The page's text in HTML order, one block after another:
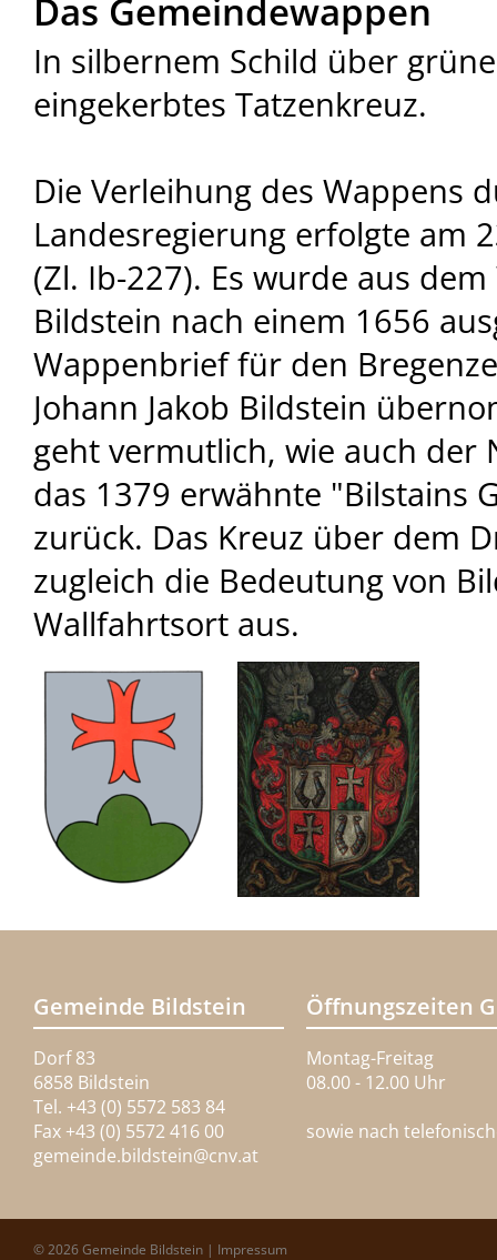
Das Gemeindewappen
In silbernem Schild über
eingekerbtes Tatzenkreuz.
Die Verleihung des Wappens
Landesregierung erfolgte am
(Zl. Ib-227). Es wurde aus
Bildstein nach einem 1656
Wappenbrief für den
Johann Jakob Bildstein
geht vermutlich, wie auch der
das 1379 erwähnte "Bilstains
zurück. Das Kreuz über dem
zugleich die Bedeutung von
Wallfahrtsort aus.
Gemeinde Bildstein
Dorf 83
6858 Bildstein
Tel. +43 (0) 5572 583 84
Fax +43 (0) 5572 416 00
gemeinde.bildstein@cnv.at
Öffnungszeiten
Montag-Freitag
08.00 - 12.00 Uhr
sowie nach
© 2026 Gemeinde Bildstein | Impressum